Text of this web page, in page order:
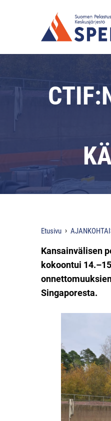
Etusivu
Kansainvälisen
kokoontui
Singaporesta.